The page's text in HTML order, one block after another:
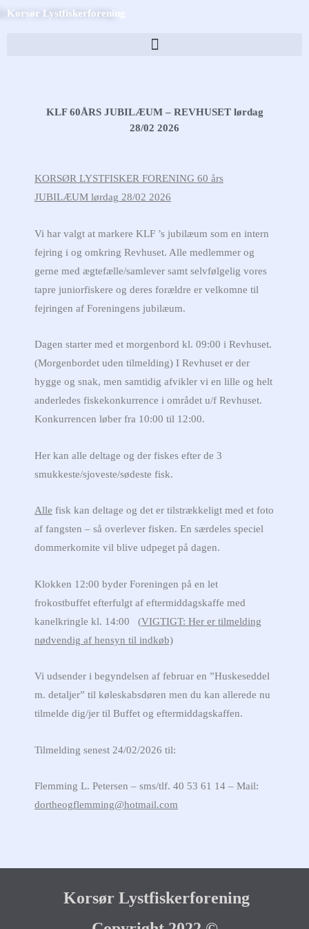
SkipKorsør Lystfiskerforening
KLF 60ÅRS JUBILÆUM – REVHUSET lørdag
28/02 2026
KORSØR LYSTFISKER FORENING 60 års
JUBILÆUM lørdag 28/02 2026
Vi har valgt at markere KLF ’s jubilæum som en intern
fejring i og omkring Revhuset. Alle medlemmer og
gerne med ægtefælle/samlever samt selvfølgelig vores
tapre juniorfiskere og deres forældre er velkomne til
fejringen af Foreningens jubilæum.
Dagen starter med et morgenbord kl. 09:00 i Revhuset.
(Morgenbordet uden tilmelding) I Revhuset er der
hygge og snak, men samtidig afvikler vi en lille og helt
anderledes fiskekonkurrence i området u/f Revhuset.
Konkurrencen løber fra 10:00 til 12:00.
Her kan alle deltage og der fiskes efter de 3
smukkeste/sjoveste/sødeste fisk.
Alle fisk kan deltage og det er tilstrækkeligt med et foto
af fangsten – så overlever fisken. En særdeles speciel
dommerkomite vil blive udpeget på dagen.
Klokken 12:00 byder Foreningen på en let
frokostbuffet efterfulgt af eftermiddagskaffe med
kanelkringle kl. 14:00 (VIGTIGT: Her er tilmelding
nødvendig af hensyn til indkøb)
Vi udsender i begyndelsen af februar en ”Huskeseddel
m. detaljer” til køleskabsdøren men du kan allerede nu
tilmelde dig/jer til Buffet og eftermiddagskaffen.
Tilmelding senest 24/02/2026 til:
Flemming L. Petersen – sms/tlf. 40 53 61 14 – Mail:
dortheogflemming@hotmail.com
Korsør Lystfiskerforening